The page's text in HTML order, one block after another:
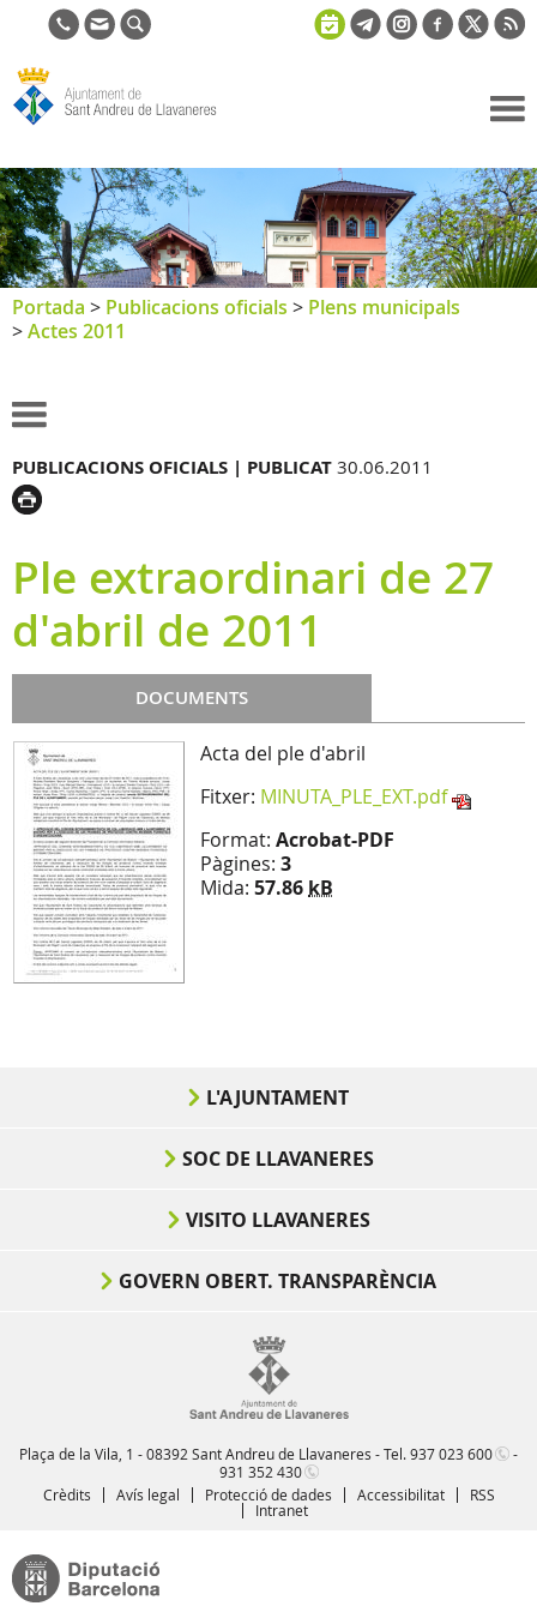
de Sant
Andreu de
Llavaneres
Portada > Publicacions oficials > Plens municipals
>Actes 2011
PUBLICACIONS OFICIALS | PUBLICAT 30.06.2011
Ple extraordinari de 27
d'abril de 2011
DOCUMENTS
Acta del ple d'abril
Fitxer: MINUTA_PLE_EXT.pdf
Format: Acrobat-PDF
Pàgines: 3
Mida: 57.86 kB
L'AJUNTAMENT
SOC DE LLAVANERES
VISITO LLAVANERES
GOVERN OBERT. TRANSPARÈNCIA
Plaça de la Vila, 1 - 08392 Sant Andreu de Llavaneres - Tel.937 023 600
-
931 352 430
Crèdits
Avís legal Protecció de dades Accessibilitat
RSS
Intranet